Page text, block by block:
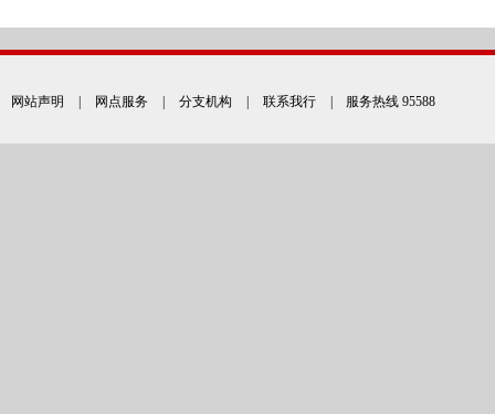
网站声明 网点服务 分支机构 联系我行 | 服务热线 95588